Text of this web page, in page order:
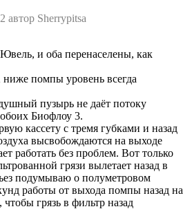
автор Sherrypitsa
и оба перенаселены, как
помпы уровень всегда
пузырь не даёт потоку
Биофлоу 3.
кассету с тремя губками и назад
высвобождаются на выходе
работать без проблем. Вот только
грязи вылетает назад в
подумываю о полуметровом
работы от выхода помпы назад на
грязь в фильтр назад